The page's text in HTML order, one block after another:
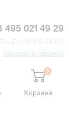
495 021 49 29
Заказать звонок
0
Корзина